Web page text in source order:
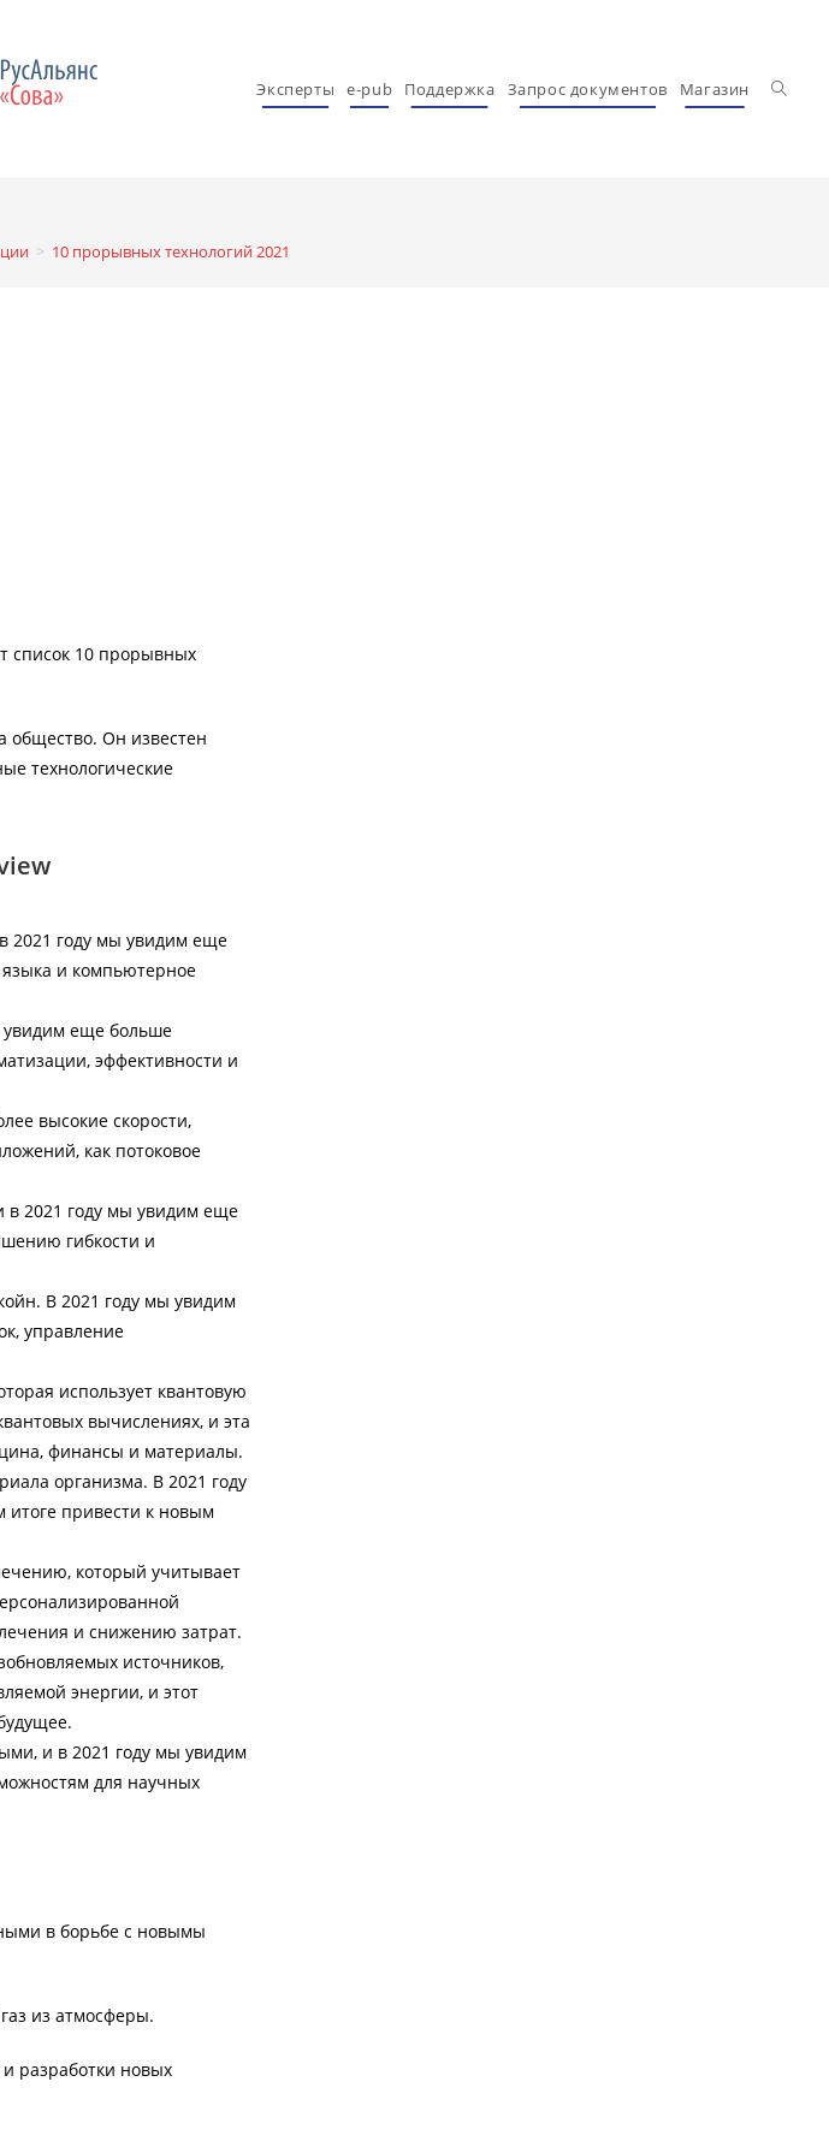
Эксперты e-pub Поддержка Запрос документов Магазин
> 10 прорывных технологий 2021
список 10 прорывных
общество. Он известен
технологические
2021 году мы увидим еще
языка и компьютерное
увидим еще больше
эффективности и
высокие скорости,
как потоковое
в 2021 году мы увидим еще
гибкости и
В 2021 году мы увидим
управление
использует квантовую
вычислениях, и эта
финансы и материалы.
организма. В 2021 году
привести к новым
который учитывает
и снижению затрат.
источников,
энергии, и этот
и в 2021 году мы увидим
для научных
в борьбе с новымы
из атмосферы.
разработки новых